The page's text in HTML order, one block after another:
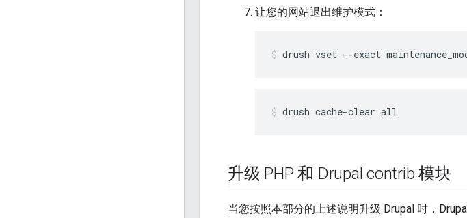
让您的网站退出维护模式：
drush vset --exact
drush cache-clear all
升级 PHP 和 Drupal contrib 模块
当您按照本部分的上述说明升级 Drupal 时，